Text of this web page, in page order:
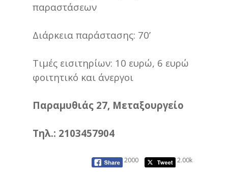
παραστάσεων
Διάρκεια παράστασης: 70’
Τιμές εισιτηρίων: 10 ευρώ, 6 ευρώ
φοιτητικό και άνεργοι
Παραμυθιάς 27, Μεταξουργείο
Τηλ.: 2103457904
2000 2.00k